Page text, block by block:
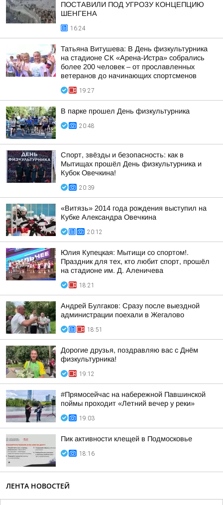
ПОСТАВИЛИ ПОД УГРОЗУ КОНЦЕПЦИЮ
ШЕНГЕНА
16:24
Татьяна Витушева: В День физкультурника
на стадионе СК «Арена-Истра» собрались
более 200 человек – от прославленных
ветеранов до начинающих спортсменов
19:27
В парке прошел День физкультурника
20:48
Спорт, звёзды и безопасность: как в
Мытищах прошёл День физкультурника и
Кубок Овечкина!
20:39
«Витязь» 2014 года рождения выступил на
Кубке Александра Овечкина
20:12
Юлия Купецкая: Мытищи со спортом!.
Праздник для тех, кто любит спорт, прошёл
на стадионе им. Д. Аленичева
18:21
Андрей Булгаков: Сразу после выездной
администрации поехали в Жегалово
18:51
Дорогие друзья, поздравляю вас с Днём
физкультурника!
19:12
#Прямосейчас на набережной Павшинской
поймы проходит «Летний вечер у реки»
19:03
Пик активности клещей в Подмосковье
18:16
ЛЕНТА НОВОСТЕЙ